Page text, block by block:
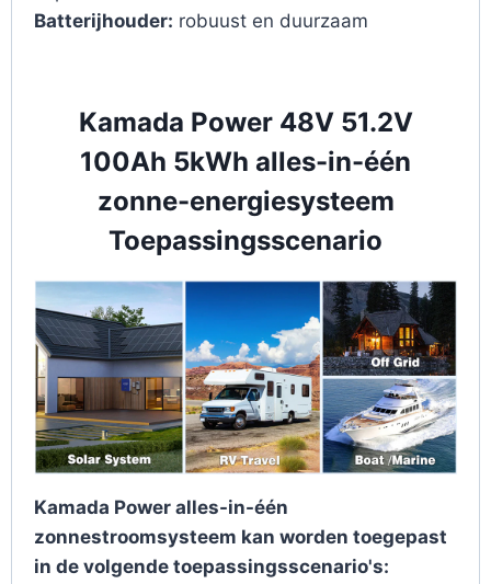
Batterijhouder: robuust en duurzaam
Kamada Power 48V 51.2V
100Ah 5kWh alles-in-één
zonne-energiesysteem
Toepassingsscenario
Kamada Power alles-in-één
zonnestroomsysteem kan worden toegepast
in de volgende toepassingsscenario's: